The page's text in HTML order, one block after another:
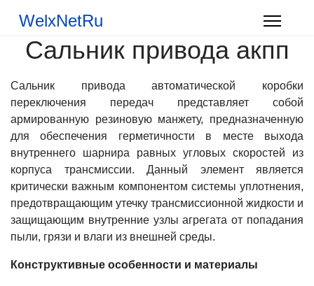
WelxNetRu
Сальник привода акпп
Сальник привода автоматической коробки
переключения передач представляет собой
армированную резиновую манжету, предназначенную
для обеспечения герметичности в месте выхода
внутреннего шарнира равных угловых скоростей из
корпуса трансмиссии. Данный элемент является
критически важным компонентом системы уплотнения,
предотвращающим утечку трансмиссионной жидкости и
защищающим внутренние узлы агрегата от попадания
пыли, грязи и влаги из внешней среды.
Конструктивные особенности и материалы